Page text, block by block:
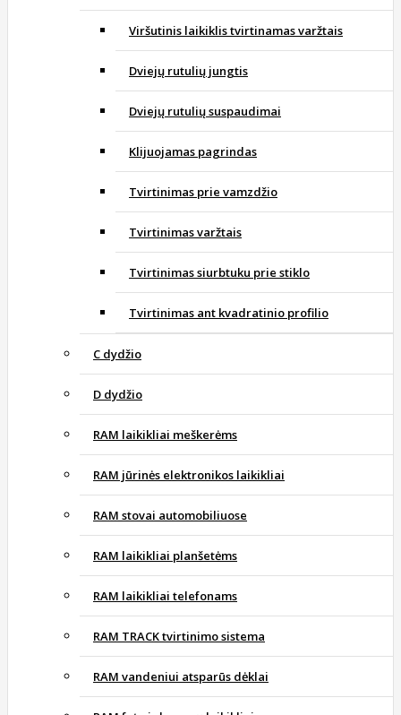
Viršutinis laikiklis tvirtinamas varžtais
Dviejų rutulių jungtis
Dviejų rutulių suspaudimai
Klijuojamas pagrindas
Tvirtinimas prie vamzdžio
Tvirtinimas varžtais
Tvirtinimas siurbtuku prie stiklo
Tvirtinimas ant kvadratinio profilio
C dydžio
D dydžio
RAM laikikliai meškerėms
RAM jūrinės elektronikos laikikliai
RAM stovai automobiliuose
RAM laikikliai planšetėms
RAM laikikliai telefonams
RAM TRACK tvirtinimo sistema
RAM vandeniui atsparūs dėklai